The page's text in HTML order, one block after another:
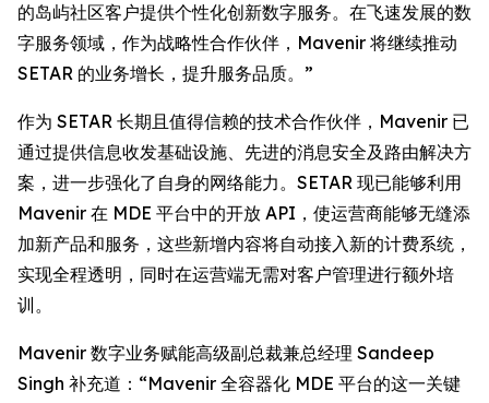
的岛屿社区客户提供个性化创新数字服务。在飞速发展的数
字服务领域，作为战略性合作伙伴，Mavenir 将继续推动
SETAR 的业务增长，提升服务品质。”
作为 SETAR 长期且值得信赖的技术合作伙伴，Mavenir 已
通过提供信息收发基础设施、先进的消息安全及路由解决方
案，进一步强化了自身的网络能力。SETAR 现已能够利用
Mavenir 在 MDE 平台中的开放 API，使运营商能够无缝添
加新产品和服务，这些新增内容将自动接入新的计费系统，
实现全程透明，同时在运营端无需对客户管理进行额外培
训。
Mavenir 数字业务赋能高级副总裁兼总经理 Sandeep
Singh 补充道：“Mavenir 全容器化 MDE 平台的这一关键